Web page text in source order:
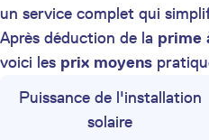
un service complet qui
Après déduction de la prime
voici les prix moyens
Puissance de l'installation
solaire